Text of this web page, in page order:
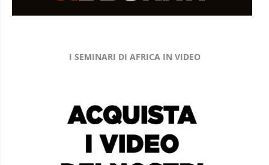
I SEMINARI DI AFRICA IN VIDEO